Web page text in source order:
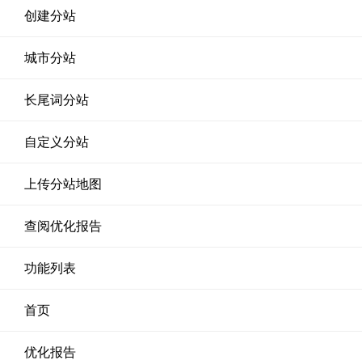
创建分站
城市分站
长尾词分站
自定义分站
上传分站地图
查阅优化报告
功能列表
首页
优化报告